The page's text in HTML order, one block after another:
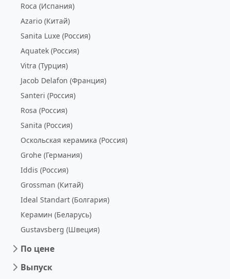
Roca (Испания)
Azario (Китай)
Sanita Luxe (Россия)
Aquatek (Россия)
Vitra (Турция)
Jacob Delafon (Франция)
Santeri (Россия)
Rosa (Россия)
Sanita (Россия)
Оскольская керамика (Россия)
Grohe (Германия)
Iddis (Россия)
Grossman (Китай)
Ideal Standart (Болгария)
Керамин (Беларусь)
Gustavsberg (Швеция)
По цене
Выпуск